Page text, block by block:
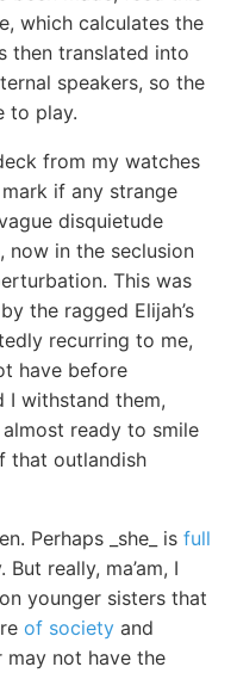
which calculates the
then translated into
speakers, so the
to play.
from my watches
if any strange
disquietude
now in the seclusion
This was
by the ragged Elijah’s
recurring to me,
have before
I withstand them,
almost ready to smile
that outlandish
Perhaps _she_ is full
really, ma’am, I
younger sisters that
of society and
may not have the